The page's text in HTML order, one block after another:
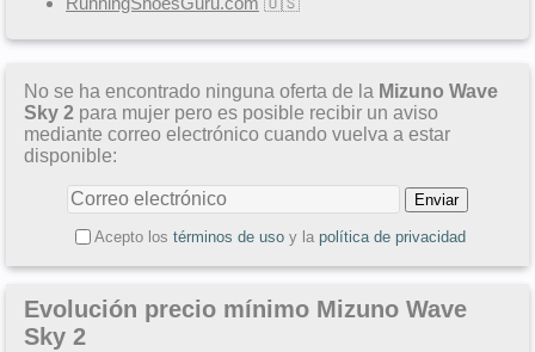
No se ha encontrado ninguna oferta de la Mizuno Wave
Sky 2 para mujer pero es posible recibir un aviso
mediante correo electrónico cuando vuelva a estar
disponible:
Acepto los términos de usoy la política de privacidad
Evolución precio mínimo Mizuno Wave
Sky 2